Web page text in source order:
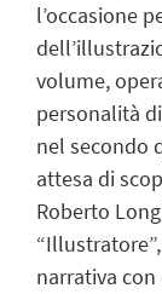
l’occasione
volume,
personalità
nel secondo
attesa di
Roberto
narrativa